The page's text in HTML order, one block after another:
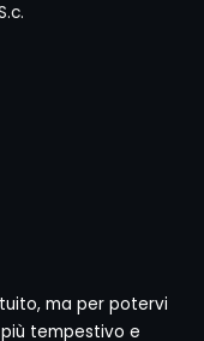
ma per potervi
tempestivo e